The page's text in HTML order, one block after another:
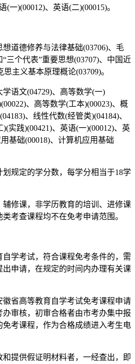
(一)(00012)、英语(二)(00015)。
德修养与法律基础(03706)、毛
三个代表”重要思想(03707)、中国近
主义基本原理概论(03709)。
文(04729)、高等数学(一)
、高等数学(工本)(00023)、概
、线性代数(经管类)(04184)、
实践)(00421)、英语(一)(00012)、英
基础(00018)、计算机应用基础
规定的学分数，每学分相当于18学
修课，非学历教育的培训、进修课
考查课程均不在免考申请范围。
学考试，符合课程免考条件的，需
申请，在规定的时间内办理有关课
省高等教育自学考试免考课程申请
审核，初审合格者由市考办集中报
考课程，作为合格成绩进入考生电
提供假证明材料者，一经查出，即